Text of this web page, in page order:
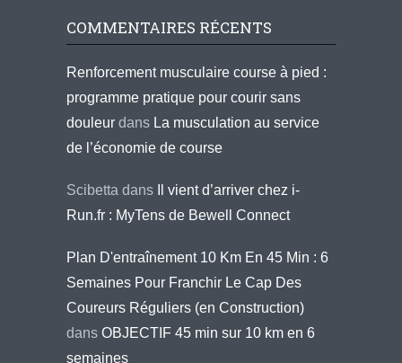
COMMENTAIRES RÉCENTS
Renforcement musculaire course à pied :
programme pratique pour courir sans
douleur dans La musculation au service
de l’économie de course
Scibetta dans
Il vient d’arriver chez i-
Run.fr : MyTens de Bewell Connect
Plan D'entraînement 10 Km En 45 Min : 6
Semaines Pour Franchir Le Cap Des
Coureurs Réguliers (en Construction)
dans OBJECTIF 45 min sur 10 km en 6
semaines